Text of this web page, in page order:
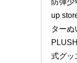
防弾
up
ター
式グッ